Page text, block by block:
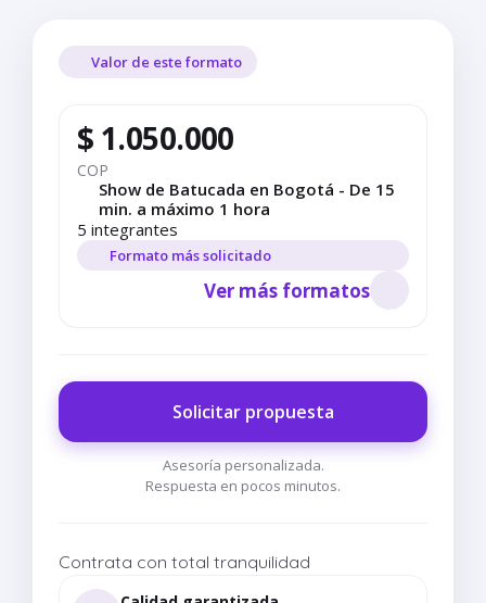
Valor de este formato
$ 1.050.000
COP
Show de Batucada en Bogotá - De 15
min. a máximo 1 hora
5 integrantes
Formato más solicitado
Ver más formatos
Solicitar propuesta
Asesoría personalizada.
Respuesta en pocos minutos.
Contrata con total tranquilidad